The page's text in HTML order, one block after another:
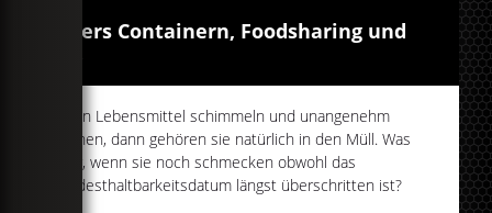
Übers Containern, Foodsharing und
Wenn Lebensmittel schimmeln und unangenehm
riechen, dann gehören sie natürlich in den Müll. Was
aber, wenn sie noch schmecken obwohl das
Mindesthaltbarkeitsdatum längst überschritten ist?